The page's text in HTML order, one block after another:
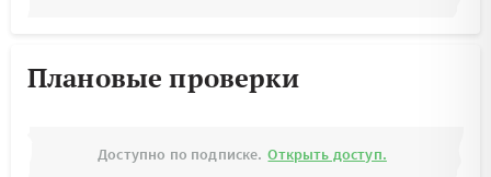
Плановые проверки
Доступно по подписке. Открыть доступ.